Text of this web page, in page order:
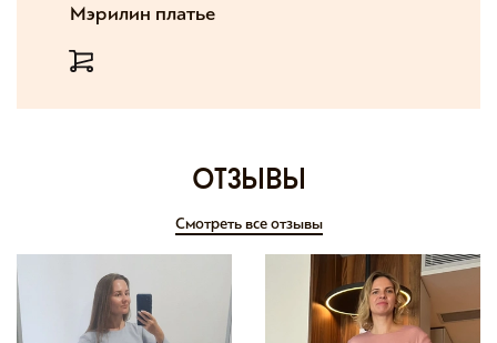
Мэрилин платье
отзывы
Смотреть все отзывы